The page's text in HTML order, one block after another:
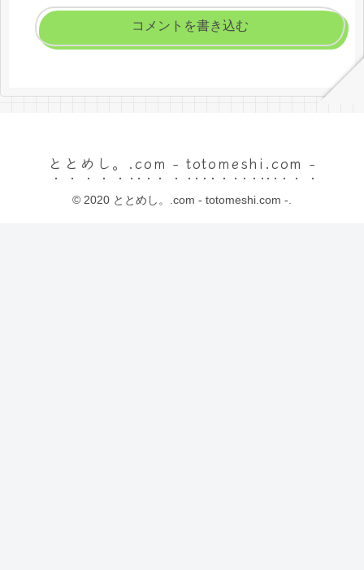
コメントを書き込む
ととめし。.com - totomeshi.com -
© 2020 ととめし。.com - totomeshi.com -.